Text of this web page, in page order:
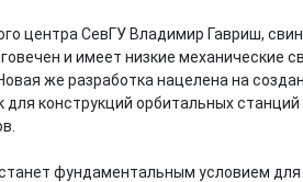
центра СевГУ Владимир Гавриш,
и имеет низкие механические
же разработка нацелена на
конструкций орбитальных станций
фундаментальным условием для